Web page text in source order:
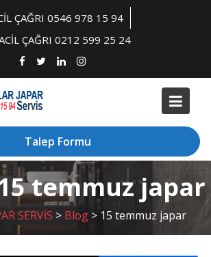
ÇAĞRI 0546 978 15 94
ÇAĞRI 0212 599 25 24
Talep Formu
temmuz japar
SERVİS > Blog > 15 temmuz japar